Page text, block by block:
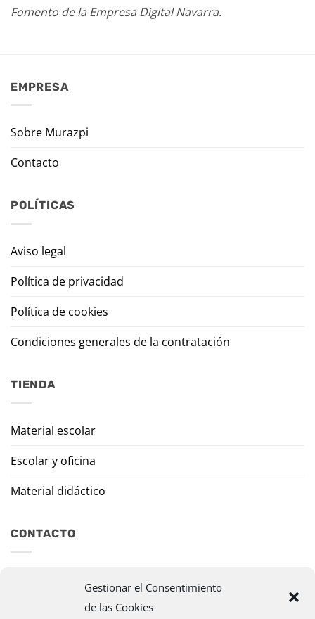
Gestionar el Consentimiento
de las Cookies
Fomento de la Empresa Digital Navarra.
EMPRESA
Sobre Murazpi
Contacto
POLÍTICAS
Aviso legal
Política de privacidad
Política de cookies
Condiciones generales de la contratación
TIENDA
Material escolar
Escolar y oficina
Material didáctico
CONTACTO
murazpi@murazpi.com